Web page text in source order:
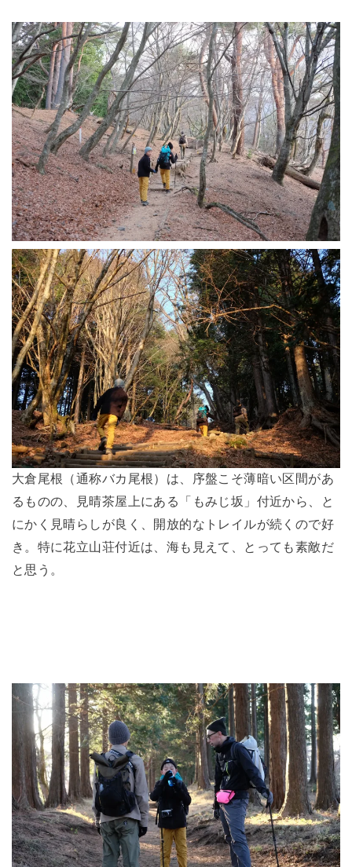
大倉尾根（通称バカ尾根）は、序盤こそ薄暗い区間があ
るものの、見晴茶屋上にある「もみじ坂」付近から、と
にかく見晴らしが良く、開放的なトレイルが続くので好
き。特に花立山荘付近は、海も見えて、とっても素敵だ
と思う。